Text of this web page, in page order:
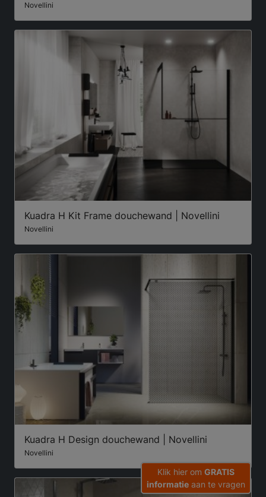
Novellini
Kuadra H Kit Frame douchewand | Novellini
Novellini
Kuadra H Design douchewand | Novellini
Novellini
Klik hier om GRATIS
informatie aan te vragen